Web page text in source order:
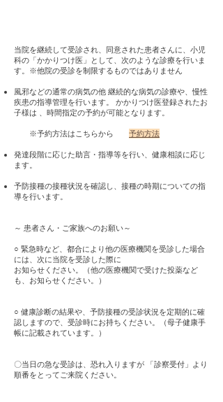
当院を継続して受診され、同意された患者さんに、小児
科の「かかりつけ医」として、次のような診療を行いま
す。※他院の受診を制限するものではありません
風邪などの通常の病気の他 継続的な病気の診療や、慢性
疾患の指導管理を行います。 かかりつけ医登録されたお
子様は 、時間指定の予約が可能となります。
※予約方法はこちらから 予約方法
発達段階に応じた助言・指導等を行い、健康相談に応じ
ます。
予防接種の接種状況を確認し、接種の時期についての指
導を行います。
～ 患者さん・ご家族へのお願い～
○ 緊急時など、都合により他の医療機関を受診した場合
には、次に当院を受診した際に
お知らせください。（他の医療機関で受けた投薬など
も、お知らせください。）
○ 健康診断の結果や、予防接種の受診状況を定期的に確
認しますので、受診時にお持ちください。（母子健康手
帳に記載されています。）
〇当日の急な受診は、恐れ入りますが 「診察受付」より
順番をとってご来院ください。